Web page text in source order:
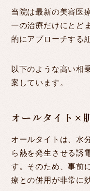
当院は最新の美容医
一の治療だけにとど
的にアプローチする
以下のような高い相
案しています。
オールタイト×
オールタイトは、水
ら熱を発生させる誘
す。そのため、事前
療との併用が非常に